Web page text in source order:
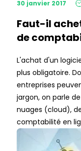
30 janvier 2017
Faut-il
de
L'achat d'un
plus obligatoire.
entreprises
jargon, on parle
nuages (cloud),
comptabilité en